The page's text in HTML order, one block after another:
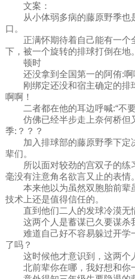
文案：
从小体弱多病的藤原野季也
口。
正满怀期待着自己能有一个
下，被一个旋转的排球打倒在地。
顿时
还没拿到全国第一的阿侑:啊
刚绑定还没和宿主确定的排
啊啊！
二者都在他的耳边呼喊:“不要
仿佛已经半步走上奈何桥但
季:？？？
加入排球部的藤原野季下定
辈们。
所以面对较劲的宫双子的练
毫没有注意角名欲言又止的表情。
本来他以为虽然双胞胎前辈
技术上还是值得信任的。
直到他们二人的发球冷漠无情
这两个人是蓄谋已久要谋杀
难道自己好不容易躲过开学
了吗？
这时候他才意识到，这两个
北前辈你在哪，我好想和你一